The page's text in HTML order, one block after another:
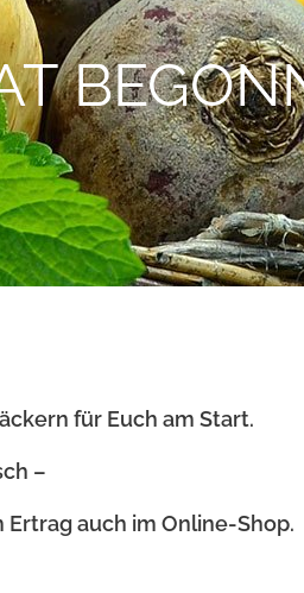
für Euch am Start.
–
auch im Online-Shop.